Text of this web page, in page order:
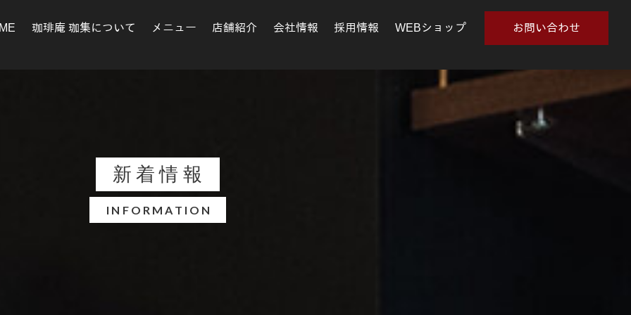
珈琲庵 珈集について メニュー 店舗紹介 会社情報 採用情報 WEBショップ お問い合わせ
新着情報
INFORMATION